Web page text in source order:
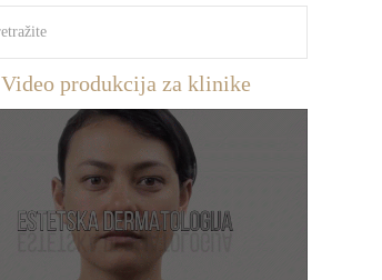
Video produkcija za klinike